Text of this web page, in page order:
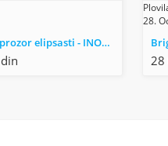
Brodski prozor elipsasti - INOX 242 X 105 mm
28.
28